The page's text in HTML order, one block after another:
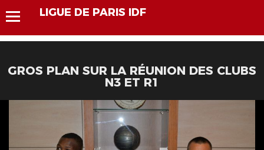
LIGUE DE PARIS IDF
GROS PLAN SUR LA RÉUNION DES CLUBS
N3 ET R1